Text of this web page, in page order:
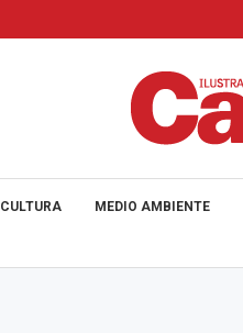
CULTURA MEDIO AMBIENTE